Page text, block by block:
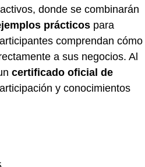
donde se combinarán
prácticos para
comprendan cómo
a sus negocios. Al
certificado oficial de
y conocimientos